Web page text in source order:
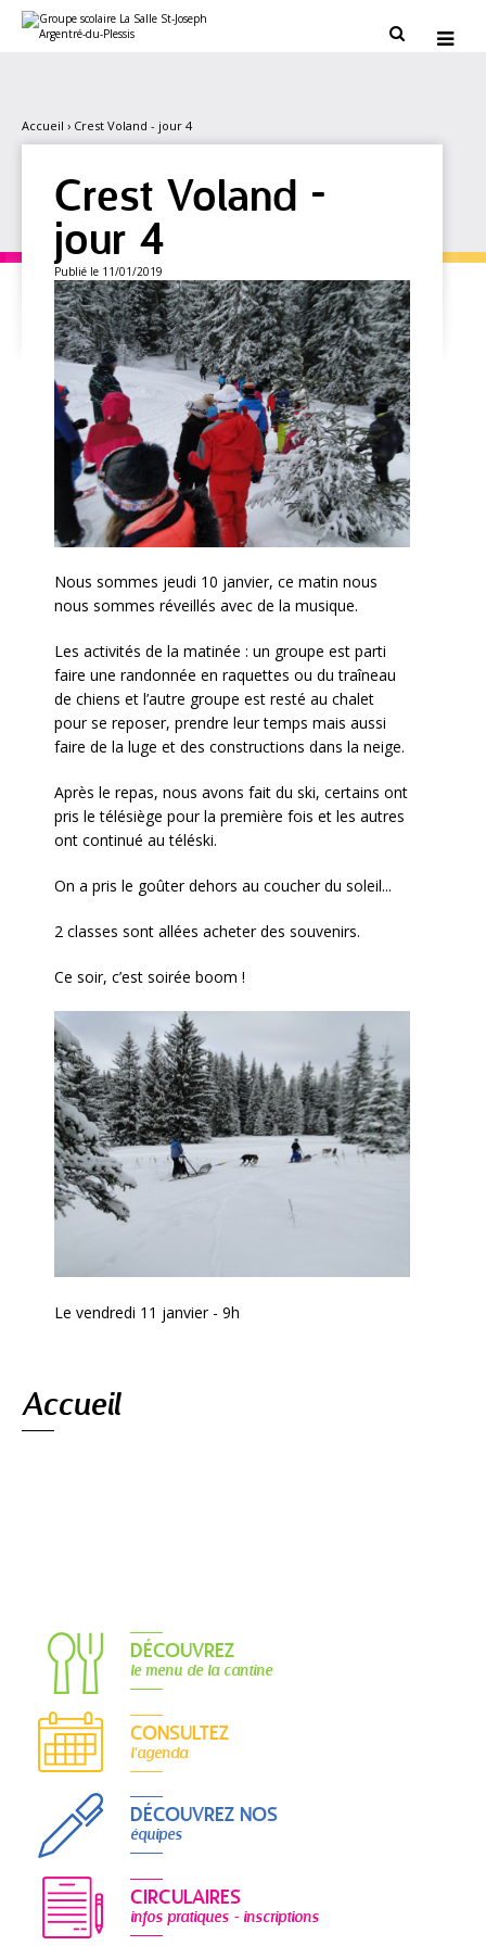
contenu.
personnels
 
Accueil › Crest Voland - jour 4
Crest Voland -
jour 4
Publié le 11/01/2019
Nous sommes jeudi 10 janvier, ce matin nous
nous sommes réveillés avec de la musique.
Les activités de la matinée : un groupe est parti
faire une randonnée en raquettes ou du traîneau
de chiens et l’autre groupe est resté au chalet
pour se reposer, prendre leur temps mais aussi
faire de la luge et des constructions dans la neige.
Après le repas, nous avons fait du ski, certains ont
pris le télésiège pour la première fois et les autres
ont continué au téléski.
On a pris le goûter dehors au coucher du soleil...
2 classes sont allées acheter des souvenirs.
Ce soir, c’est soirée boom !
Le vendredi 11 janvier - 9h
Accueil
DÉCOUVREZ
le menu de la cantine
CONSULTEZ
l'agenda
DÉCOUVREZ NOS
équipes
CIRCULAIRES
infos pratiques - inscriptions